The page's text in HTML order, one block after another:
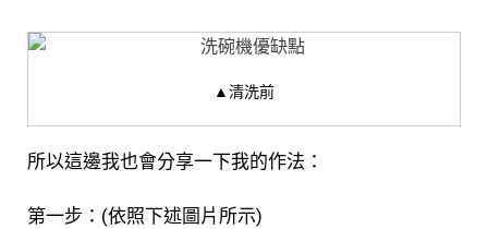
▲清洗前
所以這邊我也會分享一下我的作法：
第一步：(依照下述圖片所示)